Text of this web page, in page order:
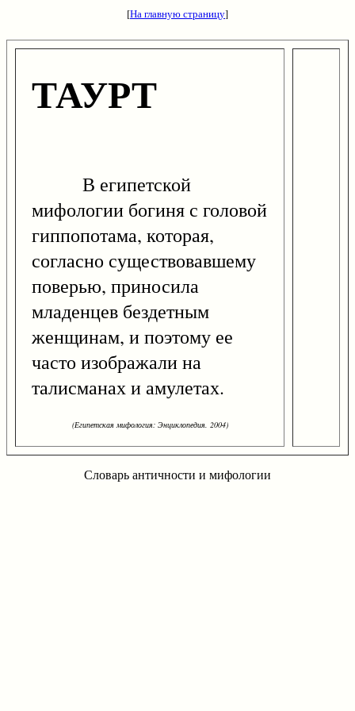
[На главную страницу]
ТАУРТ
В египетской
мифологии богиня с головой
гиппопотама, которая,
согласно существовавшему
поверью, приносила
младенцев бездетным
женщинам, и поэтому ее
часто изображали на
талисманах и амулетах.
(Египетская мифология: Энциклопедия. 2004)
Словарь античности и мифологии